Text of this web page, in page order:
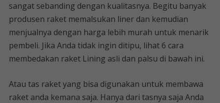
sangat sebanding dengan kualitasnya. Begitu banyak
produsen raket memalsukan liner dan kemudian
menjualnya dengan harga lebih murah untuk menarik
pembeli. Jika Anda tidak ingin ditipu, lihat 6 cara
membedakan raket Lining asli dan palsu di bawah ini.
Atau tas raket yang bisa digunakan untuk membawa
raket anda kemana saja. Hanya dari tasnya saja Anda